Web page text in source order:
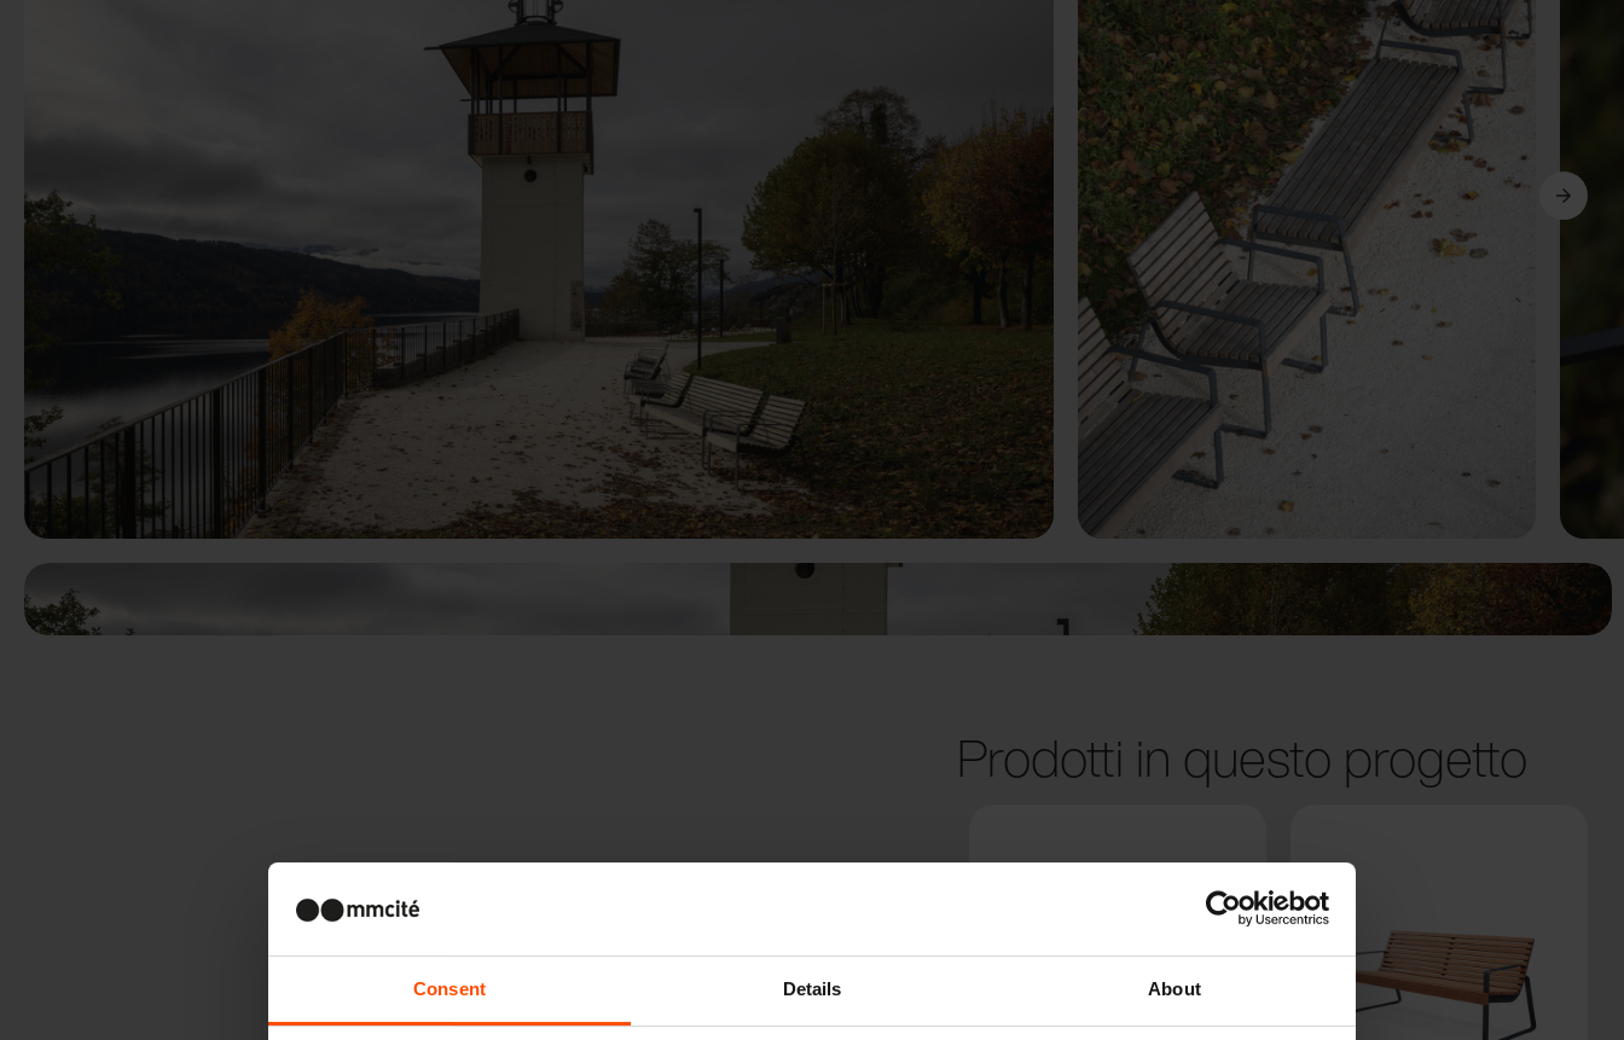
Consent Details About
Precedente Avanti
Prodotti in questo progetto